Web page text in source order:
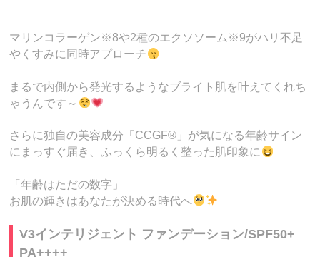
マリンコラーゲン※8や2種のエクソソーム※9がハリ不足
やくすみに同時アプローチ
まるで内側から発光するようなブライト肌を叶えてくれち
ゃうんです～
さらに独自の美容成分「CCGF®」が気になる年齢サイン
にまっすぐ届き、ふっくら明るく整った肌印象に
「年齢はただの数字」
お肌の輝きはあなたが決める時代へ
V3インテリジェント ファンデーション/SPF50+
PA++++